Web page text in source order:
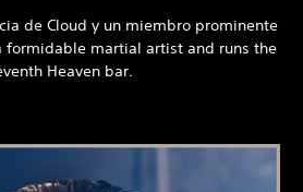
de Cloud y un miembro prominente
formidable martial artist and runs the
Heaven bar.